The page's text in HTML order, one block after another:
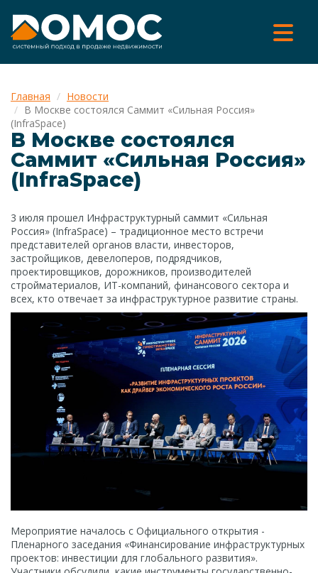
Главная
Новости
В Москве состоялся Саммит «Сильная Россия»
(InfraSpace)
В Москве состоялся
Саммит «Сильная Россия»
(InfraSpace)
3 июля прошел Инфраструктурный саммит «Сильная
Россия» (InfraSpace) – традиционное место встречи
представителей органов власти, инвесторов,
застройщиков, девелоперов, подрядчиков,
проектировщиков, дорожников, производителей
стройматериалов, ИТ-компаний, финансового сектора и
всех, кто отвечает за инфраструктурное развитие страны.
Мероприятие началось с Официального открытия -
Пленарного заседания «Финансирование инфраструктурных
проектов: инвестиции для глобального развития».